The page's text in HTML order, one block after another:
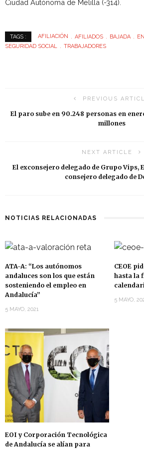
Ciudad Autónoma de Melilla (-314).
TAGS : AFILIACIÓN AFILIADOS BAJADA
SEGURIDAD SOCIAL
TRABAJADORES
PREVIOUS
El paro sube en 90.248 personas en
millones
NEXT ARTICLE
El exconsejero delegado de Grupo Vips,
consejero delegado de
NOTICIAS RELACIONADAS
ATA-A: “Los autónomos
andaluces son los que están
sosteniendo el empleo en
Andalucía”
5 MAYO, 2021
CEOE
hasta la
5 MAYO,
EOI y Corporación Tecnológica
de Andalucía se alían para